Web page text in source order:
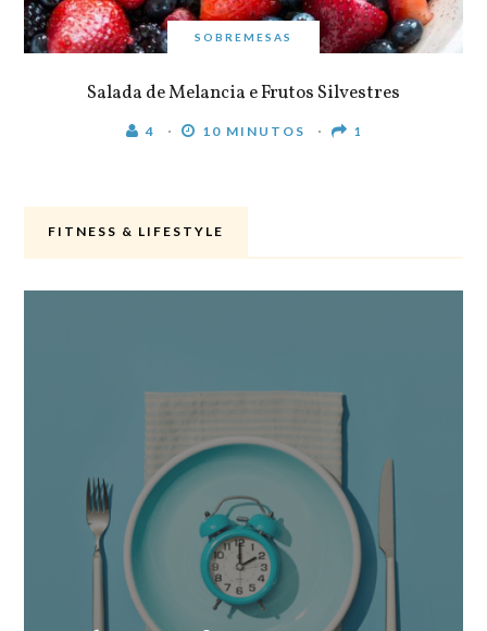
SOBREMESAS
Salada de Melancia e Frutos Silvestres
4 10 MINUTOS 1
FITNESS & LIFESTYLE